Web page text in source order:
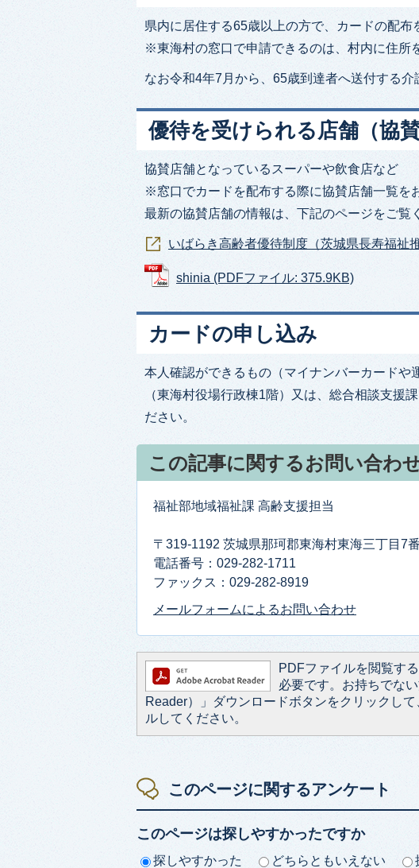
県内に居住する65歳以上の方で、カードの配布
※東海村の窓口で申請できるのは、村内に住所
なお令和4年7月から、65歳到達者へ送付する
優待を受けられる店舗（協賛
協賛店舗となっているスーパーや飲食店など
※窓口でカードを配布する際に協賛店舗一覧を
最新の協賛店舗の情報は、下記のページをご覧
いばらき高齢者優待制度（茨城県長寿福祉
shinia (PDFファイル: 375.9KB)
カードの申し込み
本人確認ができるもの（マイナンバーカードや
（東海村役場行政棟1階）又は、総合相談支援
ださい。
この記事に関するお問い合わ
福祉部地域福祉課 高齢支援担当
〒319-1192 茨城県那珂郡東海村東海三丁目7
電話番号：029-282-1711
ファックス：029-282-8919
メールフォームによるお問い合わせ
PDFファイルを閲覧す
必要です。お持ちでな
Reader）」ダウンロードボタンをクリックし
ルしてください。
このページに関するアンケート
このページは探しやすかったですか
探しやすかった どちらともいえない